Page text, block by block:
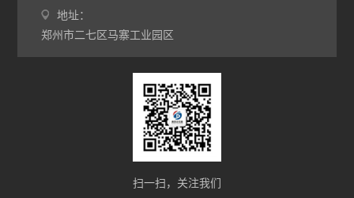
地址：
郑州市二七区马寨工业园区
扫一扫，关注我们